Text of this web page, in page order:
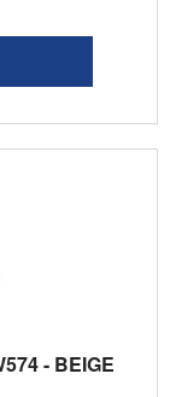
- BEIGE